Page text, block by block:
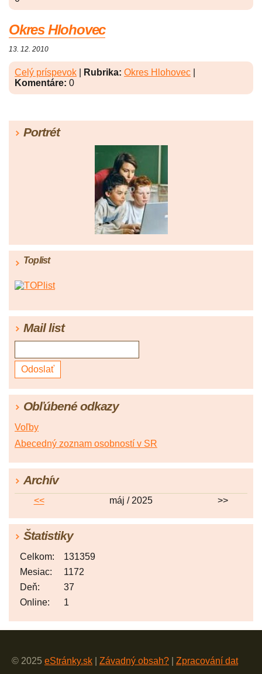
Okres Hlohovec
13. 12. 2010
Celý príspevok Rubrika: Okres Hlohovec
Komentáre: 0
Portrét
Toplist
Mail list
Obľúbené odkazy
Voľby
Abecedný zoznam osobností v SR
Archív
<< máj / 2025 >>
Štatistiky
Online: 1
Celkom:
131359
Mesiac:
1172
Deň:
37
© 2025 eStránky.sk Závadný obsah? Zpracování dat